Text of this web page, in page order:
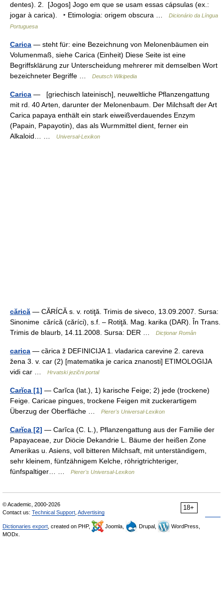
dentes). 2. [Jogos] Jogo em que se usam essas cápsulas (ex.:
jogar à carica). ‣ Etimologia: origem obscura …
Dicionário da Língua
Portuguesa
Carica — steht für: eine Bezeichnung von Melonenbäumen ein
Volumenmaß, siehe Carica (Einheit) Diese Seite ist eine
Begriffsklärung zur Unterscheidung mehrerer mit demselben Wort
bezeichneter Begriffe …
Deutsch Wikipedia
Carica — [griechisch lateinisch], neuweltliche Pflanzengattung
mit rd. 40 Arten, darunter der Melonenbaum. Der Milchsaft der Art
Carica papaya enthält ein stark eiweißverdauendes Enzym
(Papain, Papayotin), das als Wurmmittel dient, ferner ein
Alkaloid… …
Universal-Lexikon
cărică — CĂRÍCĂ s. v. rotiţă. Trimis de siveco, 13.09.2007. Sursa:
Sinonime cărícă (căríci), s.f. – Rotiţă. Mag. karika (DAR). În Trans.
Trimis de blaurb, 14.11.2008. Sursa: DER …
Dicționar Român
carica — cȁrica ž DEFINICIJA 1. vladarica carevine 2. careva
žena 3. v. car (2) [matematika je carica znanosti] ETIMOLOGIJA
vidi car …
Hrvatski jezični portal
Carĭca [1] — Carĭca (lat.), 1) karische Feige; 2) jede (trockene)
Feige. Caricae pingues, trockene Feigen mit zuckerartigem
Überzug der Oberfläche …
Pierer's Universal-Lexikon
Carĭca [2] — Carĭca (C. L.), Pflanzengattung aus der Familie der
Papayaceae, zur Diöcie Dekandrie L. Bäume der heißen Zone
Amerikas u. Asiens, voll bitteren Milchsaft, mit unterständigem,
sehr kleinem, fünfzähnigem Kelche, röhrigtrichteriger,
fünfspaltiger… …
Pierer's Universal-Lexikon
18+
© Academic, 2000-2026
Contact us: Technical Support Advertising
Dictionaries export , created on PHP, Joomla, Drupal,
WordPress,
MODx.